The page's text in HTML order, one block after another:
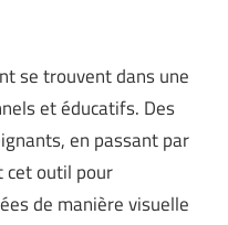
se trouvent dans une
et éducatifs. Des
en passant par
cet outil pour
de manière visuelle